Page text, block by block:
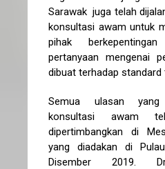
Sarawak juga telah
konsultasi awam untuk
pihak
pertanyaan mengenai
dibuat terhadap standard
Semua ulasan
konsultasi awam
dipertimbangkan di
yang diadakan di
Disember 2019.